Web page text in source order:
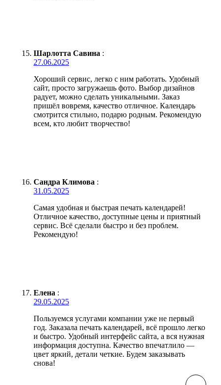
Шарлотта Савина :
27.06.2025
Хороший сервис, легко с ним работать. Удобный
сайт, просто загружаешь фото. Выбор дизайнов
радует, можно сделать уникальными. Заказ
пришёл вовремя, качество отличное. Календарь
смотрится стильно, подарю родным. Рекомендую
всем, кто любит творчество!
Сандра Климова :
31.05.2025
Самая удобная и быстрая печать календарей!
Отличное качество, доступные цены и приятный
сервис. Всё сделали быстро и без проблем.
Рекомендую!
Елена :
29.05.2025
Пользуемся услугами компании уже не первый
год. Заказала печать календарей, всё прошло легко
и быстро. Удобный интерфейс сайта, а вся нужная
информация доступна. Качество впечатлило —
цвет яркий, детали четкие. Будем заказывать
снова!